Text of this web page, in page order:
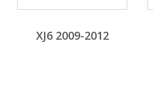
XJ6 2009-2012